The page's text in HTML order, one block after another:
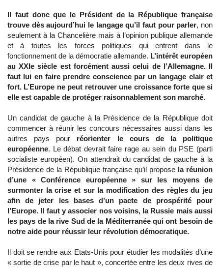
Il faut donc que le Président de la République française
trouve dès aujourd’hui le langage qu’il faut pour parler, non
seulement à la Chancelière mais à l’opinion publique allemande
et à toutes les forces politiques qui entrent dans le
fonctionnement de la démocratie allemande. L’intérêt européen
au XXIe siècle est forcément aussi celui de l’Allemagne. Il
faut lui en faire prendre conscience par un langage clair et
fort. L’Europe ne peut retrouver une croissance forte que si
elle est capable de protéger raisonnablement son marché.
Un candidat de gauche à la Présidence de la République doit
commencer à réunir les concours nécessaires aussi dans les
autres pays pour réorienter le cours de la politique
européenne. Le débat devrait faire rage au sein du PSE (parti
socialiste européen). On attendrait du candidat de gauche à la
Présidence de la République française qu’il propose la réunion
d’une « Conférence européenne » sur les moyens de
surmonter la crise et sur la modification des règles du jeu
afin de jeter les bases d’un pacte de prospérité pour
l’Europe. Il faut y associer nos voisins, la Russie mais aussi
les pays de la rive Sud de la Méditerranée qui ont besoin de
notre aide pour réussir leur révolution démocratique.
Il doit se rendre aux Etats-Unis pour étudier les modalités d’une
« sortie de crise par le haut », concertée entre les deux rives de